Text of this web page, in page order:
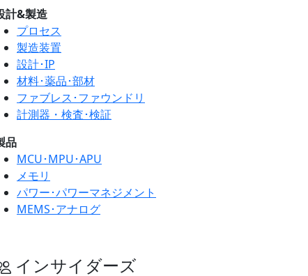
計&製造
プロセス
製造装置
設計･IP
材料･薬品･部材
ファブレス･ファウンドリ
計測器・検査･検証
品
MCU･MPU･APU
メモリ
パワー･パワーマネジメント
MEMS･アナログ
インサイダーズ